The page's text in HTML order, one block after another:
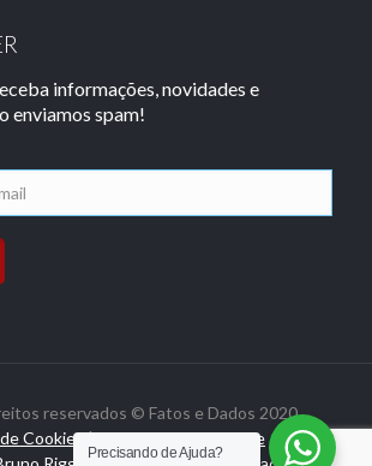
informações, novidades e
enviamos spam!
reservados © Fatos e Dados 2020
Cookies|Política de Privacidade
Precisando de Ajuda?